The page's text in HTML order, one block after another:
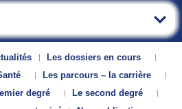
Les dossiers en cours
Les parcours – la carrière
degré
Le second degré